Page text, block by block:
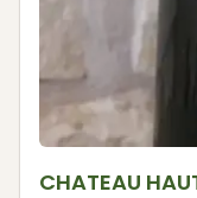
CHATEAU